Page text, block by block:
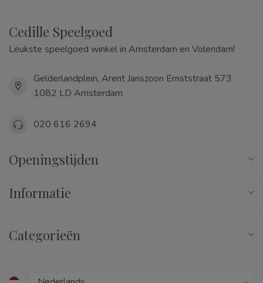
Cedille Speelgoed
Leukste speelgoed winkel in Amsterdam en Volendam!
Gelderlandplein, Arent Janszoon Ernststraat 573
1082 LD Amsterdam
020 616 2694
Openingstijden
Informatie
Categorieën